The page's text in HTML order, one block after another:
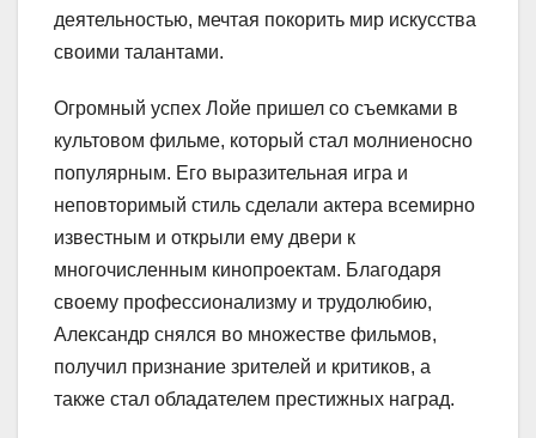
деятельностью, мечтая покорить мир искусства
своими талантами.
Огромный успех Лойе пришел со съемками в
культовом фильме, который стал молниеносно
популярным. Его выразительная игра и
неповторимый стиль сделали актера всемирно
известным и открыли ему двери к
многочисленным кинопроектам. Благодаря
своему профессионализму и трудолюбию,
Александр снялся во множестве фильмов,
получил признание зрителей и критиков, а
также стал обладателем престижных наград.